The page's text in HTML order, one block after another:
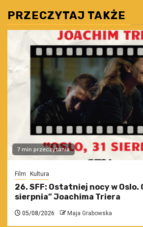
PRZECZYTAJ TAKŻE
7 min przeczytania
Film Kultura
26. SFF: Ostatniej nocy w Oslo.
sierpnia” Joachima Triera
05/08/2026 Maja Grabowska